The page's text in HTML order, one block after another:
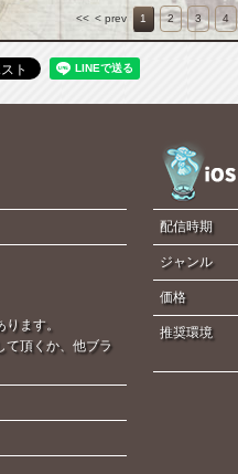
<< < prev 1 2 3 4
ます。
て頂くか、他ブラ
配信時期
ジャンル
価格
推奨環境